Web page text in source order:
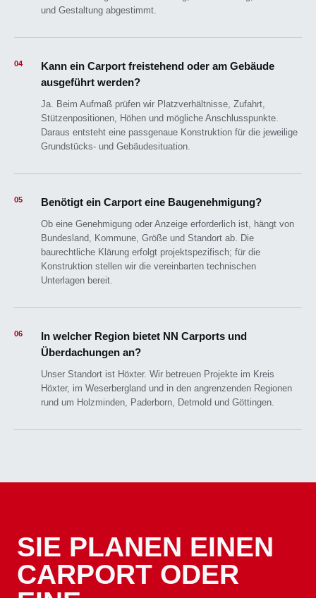
und Gestaltung abgestimmt.
04
Kann ein Carport freistehend oder am Gebäude
ausgeführt werden?
Ja. Beim Aufmaß prüfen wir Platzverhältnisse, Zufahrt,
Stützenpositionen, Höhen und mögliche Anschlusspunkte.
Daraus entsteht eine passgenaue Konstruktion für die jeweilige
Grundstücks- und Gebäudesituation.
05 Benötigt ein Carport eine Baugenehmigung?
Ob eine Genehmigung oder Anzeige erforderlich ist, hängt von
Bundesland, Kommune, Größe und Standort ab. Die
baurechtliche Klärung erfolgt projektspezifisch; für die
Konstruktion stellen wir die vereinbarten technischen
Unterlagen bereit.
06
In welcher Region bietet NN Carports und
Überdachungen an?
Unser Standort ist Höxter. Wir betreuen Projekte im Kreis
Höxter, im Weserbergland und in den angrenzenden Regionen
rund um Holzminden, Paderborn, Detmold und Göttingen.
SIE PLANEN EINEN
CARPORT ODER